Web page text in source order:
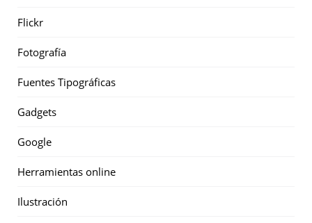
Flickr
Fotografía
Fuentes Tipográficas
Gadgets
Google
Herramientas online
Ilustración